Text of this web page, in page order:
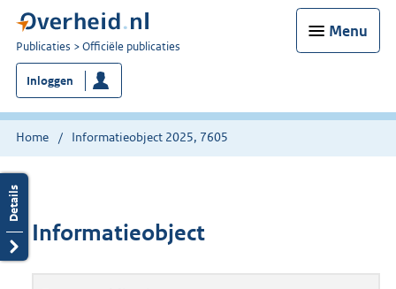
Menu
U
bent
nu
hier:
Publicaties Officiële publicaties
Inloggen
Home Informatieobject 2025, 7605
Informatieobject